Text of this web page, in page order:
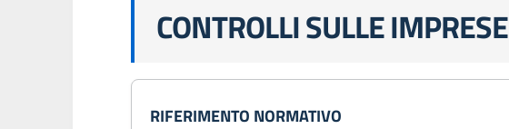
CONTROLLI SULLE IMPRESE
RIFERIMENTO NORMATIVO